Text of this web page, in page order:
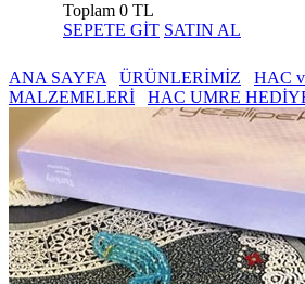
Toplam 0 TL
SEPETE GİT SATIN AL
ANA SAYFA ÜRÜNLERİMİZ
HAC
MALZEMELERİ
HAC UMRE